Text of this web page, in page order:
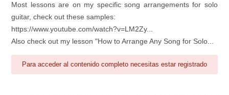
Most lessons are on my specific song arrangements for solo
guitar, check out these samples:
https://www.youtube.com/watch?v=LM2Zy...
Also check out my lesson "How to Arrange Any Song for Solo...
Para acceder al contenido completo necesitas estar registrado